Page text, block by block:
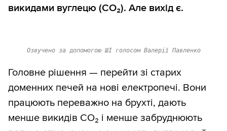
викидами вуглецю (CO₂). Але вихід є.
Озвучено за допомогою ШІ голосом Валерії Павленко
Головне рішення — перейти зі старих
доменних печей на нові електропечі. Вони
працюють переважно на брухті, дають
менше викидів CO₂ і менше забруднюють